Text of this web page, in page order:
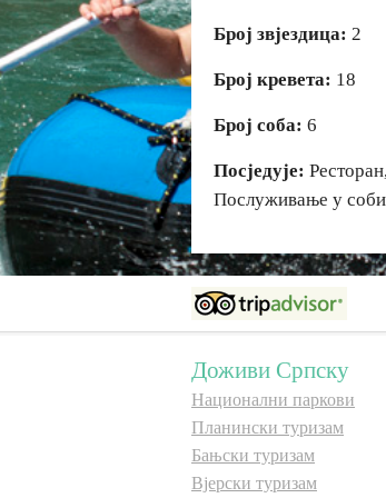
Број звјездица: 2
Број кревета: 18
Број соба: 6
Посједује:
Послуживање у соби
Доживи Српску
Национални паркови
Планински туризам
Бањски туризам
Вјерски туризам